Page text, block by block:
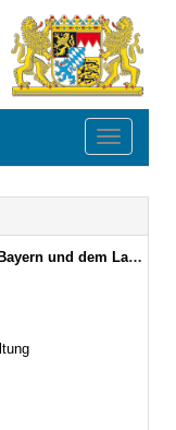
Toggle
Bau Vom 21. November 2000/8. Januar 2001 (§§ 1–4)